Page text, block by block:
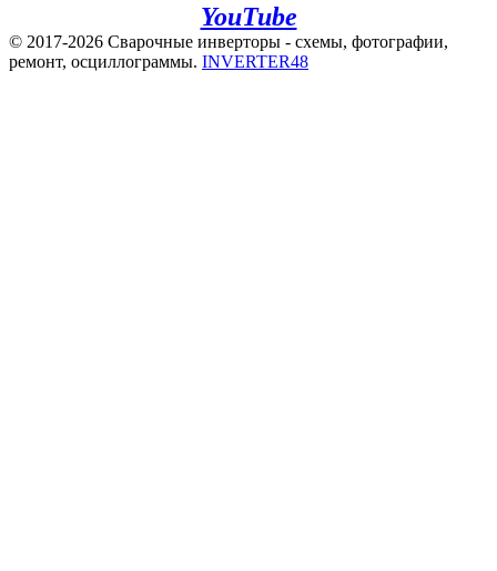
YouTube
© 2017-2026 Сварочные инверторы - схемы, фотографии,
ремонт, осциллограммы. INVERTER48